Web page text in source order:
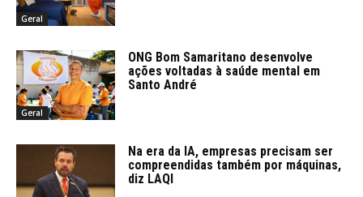
Geral
Geral
ONG Bom Samaritano desenvolve
ações voltadas à saúde mental em
Santo André
Na era da IA, empresas precisam ser
compreendidas também por máquinas,
diz LAQI